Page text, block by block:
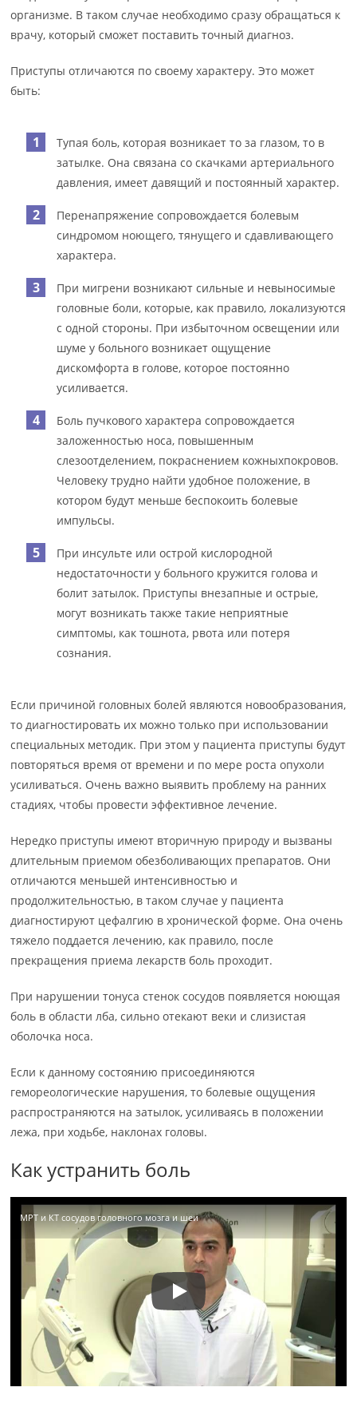
организме. В таком случае необходимо сразу обращаться к
врачу, который сможет поставить точный диагноз.
Приступы отличаются по своему характеру. Это может
быть:
Тупая боль, которая возникает то за глазом, то в
затылке. Она связана со скачками артериального
давления, имеет давящий и постоянный характер.
Перенапряжение сопровождается болевым
синдромом ноющего, тянущего и сдавливающего
характера.
При мигрени возникают сильные и невыносимые
головные боли, которые, как правило, локализуются
с одной стороны. При избыточном освещении или
шуме у больного возникает ощущение
дискомфорта в голове, которое постоянно
усиливается.
Боль пучкового характера сопровождается
заложенностью носа, повышенным
слезоотделением, покраснением кожныхпокровов.
Человеку трудно найти удобное положение, в
котором будут меньше беспокоить болевые
импульсы.
При инсульте или острой кислородной
недостаточности у больного кружится голова и
болит затылок. Приступы внезапные и острые,
могут возникать также такие неприятные
симптомы, как тошнота, рвота или потеря
сознания.
Если причиной головных болей являются новообразования,
то диагностировать их можно только при использовании
специальных методик. При этом у пациента приступы будут
повторяться время от времени и по мере роста опухоли
усиливаться. Очень важно выявить проблему на ранних
стадиях, чтобы провести эффективное лечение.
Нередко приступы имеют вторичную природу и вызваны
длительным приемом обезболивающих препаратов. Они
отличаются меньшей интенсивностью и
продолжительностью, в таком случае у пациента
диагностируют цефалгию в хронической форме. Она очень
тяжело поддается лечению, как правило, после
прекращения приема лекарств боль проходит.
При нарушении тонуса стенок сосудов появляется ноющая
боль в области лба, сильно отекают веки и слизистая
оболочка носа.
Если к данному состоянию присоединяются
гемореологические нарушения, то болевые ощущения
распространяются на затылок, усиливаясь в положении
лежа, при ходьбе, наклонах головы.
Как устранить боль
МРТ и КТ сосудов головного мозга и шеи